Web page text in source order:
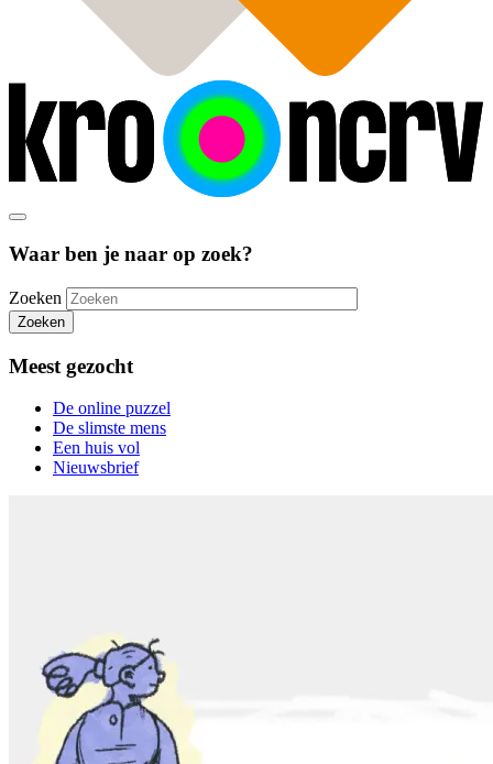
Waar ben je naar op zoek?
Zoeken
Zoeken
Meest gezocht
De online puzzel
De slimste mens
Een huis vol
Nieuwsbrief